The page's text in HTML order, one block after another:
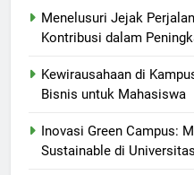
Menelusuri Jejak
Kontribusi dalam
Kewirausahaan di
Bisnis untuk Mahasiswa
Inovasi Green Campus:
Sustainable di Universitas